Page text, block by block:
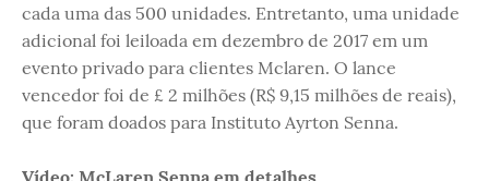
cada uma das 500 unidades. Entretanto, uma unidade
adicional foi leiloada em dezembro de 2017 em um
evento privado para clientes Mclaren. O lance
vencedor foi de £ 2 milhões (R$ 9,15 milhões de reais),
que foram doados para Instituto Ayrton Senna.
Vídeo: McLaren Senna em detalhes